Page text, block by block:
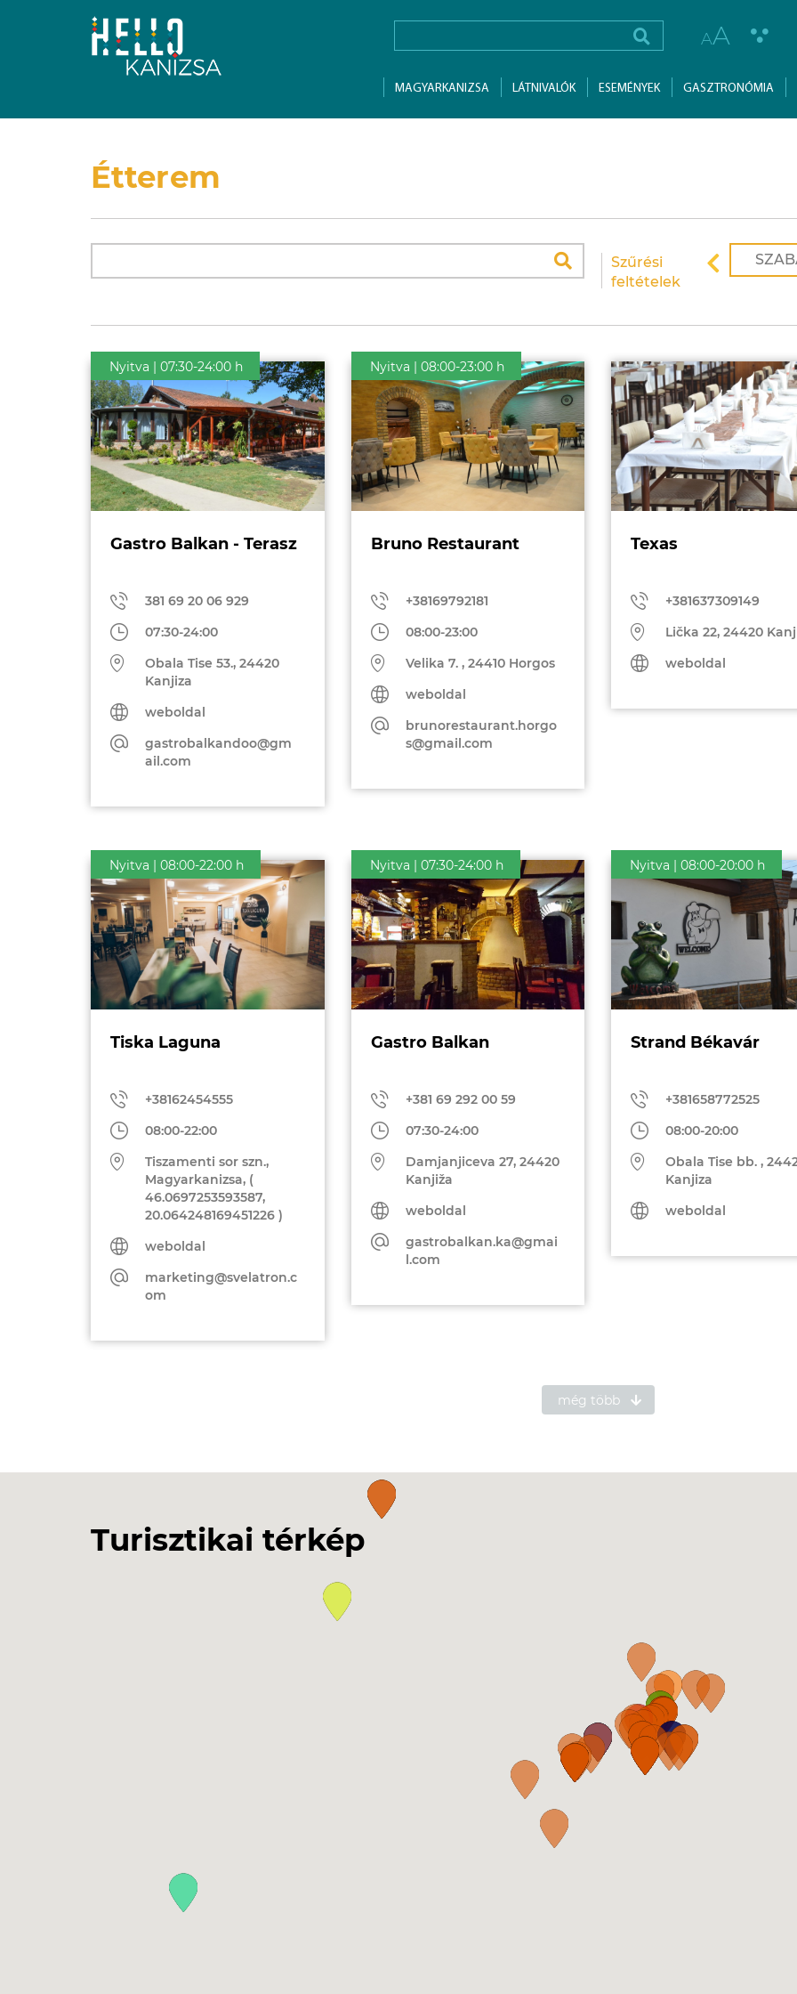
AA
MAGYARKANIZSA LÁTNIVALÓK ESEMÉNYEK GASZTRONÓMIA
Étterem
Szűrési
feltételek
Nyitva | 07:30-24:00 h
Gastro Balkan - Terasz
381 69 20 06 929
07:30-24:00
Obala Tise 53., 24420
Kanjiza
weboldal
gastrobalkandoo@gm
ail.com
Nyitva | 08:00-23:00 h
Bruno Restaurant
+38169792181
08:00-23:00
Velika 7. , 24410 Horgos
weboldal
brunorestaurant.horgo
s@gmail.com
Texas
+381637309149
Lička 22, 24420
weboldal
Nyitva | 08:00-22:00 h
Tiska Laguna
+38162454555
08:00-22:00
Tiszamenti sor szn.,
Magyarkanizsa, (
46.0697253593587,
20.064248169451226 )
weboldal
marketing@svelatron.c
om
Nyitva | 07:30-24:00 h
Gastro Balkan
+381 69 292 00 59
07:30-24:00
Damjanjiceva 27, 24420
Kanjiža
weboldal
gastrobalkan.ka@gmai
l.com
Nyitva | 08:00-20:00 h
Strand Békavár
+381658772525
08:00-20:00
Obala Tise bb. ,
Kanjiza
weboldal
még több
Turisztikai térkép